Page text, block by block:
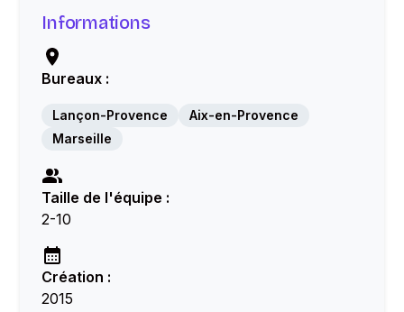
Informations
Bureaux :
Lançon-Provence
Aix-en-Provence
Marseille
Taille de l'équipe :
2-10
Création :
2015